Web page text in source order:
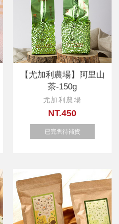
【尤加利農場】阿里山
茶-150g
尤加利農場
NT.450
已完售待補貨